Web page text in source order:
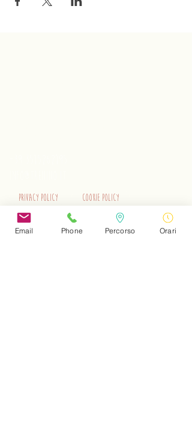
Privacy Policy Cookie Policy
EN Privacy Policy EN Cookie Policy
Email Phone Percorso Orari